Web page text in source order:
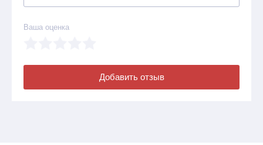
Ваша оценка
Добавить отзыв